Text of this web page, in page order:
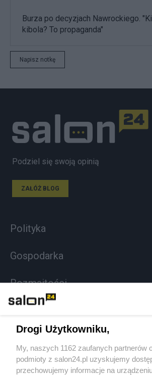
Burza po decyzjach Nawrockiego.
kibola? To propaganda"
Napisz notkę
Podziel się swoją opinią
ZAŁÓŻ BLOG
Polityka
Gospodarka
Rozmaitości
Sport
Społeczeństwo
Drogi Użytkowniku,
My, naszych 1162 zaufanych partnerów
podmioty z salon24.pl uzyskujemy
przechowujemy informacje na